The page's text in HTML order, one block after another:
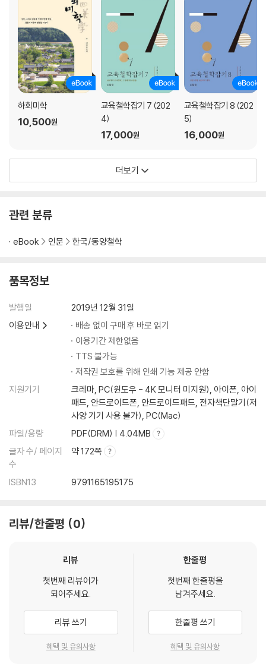
하회미학
10,500원
교육철학잡기 7 (202
4)
17,000원
교육철학잡기 8 (202
5)
16,000원
더보기
관련 분류
eBook 인문 한국/동양철학
품목정보
발행일
2019년 12월 31일
이용안내
배송 없이 구매 후 바로 읽기
이용기간 제한없음
TTS 불가능
저작권 보호를 위해 인쇄 기능 제공 안함
지원기기
크레마, PC(윈도우 - 4K 모니터 미지원), 아이폰, 아이
패드, 안드로이드폰, 안드로이드패드, 전자책단말기(저
사양 기기 사용 불가), PC(Mac)
파일/용량
PDF(DRM) | 4.04MB
글자 수/ 페이지
수
약 172쪽
ISBN13 9791165195175
리뷰/한줄평 0
리뷰
첫번째 리뷰어가
되어주세요.
리뷰 쓰기
혜택 및 유의사항
한줄평
첫번째 한줄평을
남겨주세요.
한줄평 쓰기
혜택 및 유의사항